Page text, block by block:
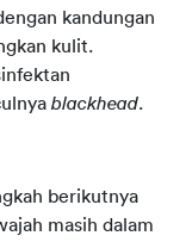
kandungan
kulit.
blackhead.
berikutnya
masih dalam